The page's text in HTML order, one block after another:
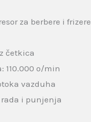
za berbere i frizere
četkica
o/min
vazduha
i punjenja